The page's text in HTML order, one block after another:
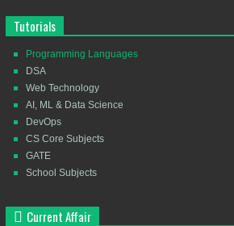
Tutorials
Programming Languages
DSA
Web Technology
AI, ML & Data Science
DevOps
CS Core Subjects
GATE
School Subjects
Current Affair